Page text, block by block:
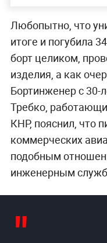
Любопытно, что
итоге и погубила
борт целиком,
изделия, а как
Бортинженер с 30-
Требко,
КНР, пояснил, что
коммерческих
подобным
инженерным